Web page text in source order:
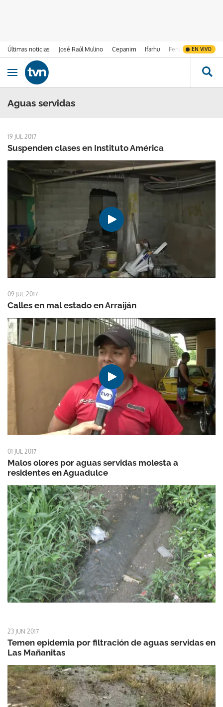
Últimas noticias José Raúl Mulino Cepanim Ifarhu Fenómeno de El
EN VIVO
Ir al contenido
Obrir navegació
Aguas servidas
19 JUL 2017
Suspenden clases en Instituto América
09 JUL 2017
Calles en mal estado en Arraiján
01 JUL 2017
Malos olores por aguas servidas molesta a
residentes en Aguadulce
23 JUN 2017
Temen epidemia por filtración de aguas servidas en
Las Mañanitas